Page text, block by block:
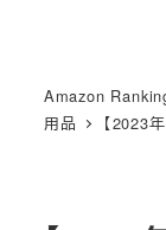
Amazon
用品
【2023